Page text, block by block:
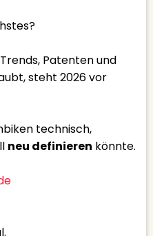
Patenten und
steht 2026 vor
technisch,
neu definieren könnte.